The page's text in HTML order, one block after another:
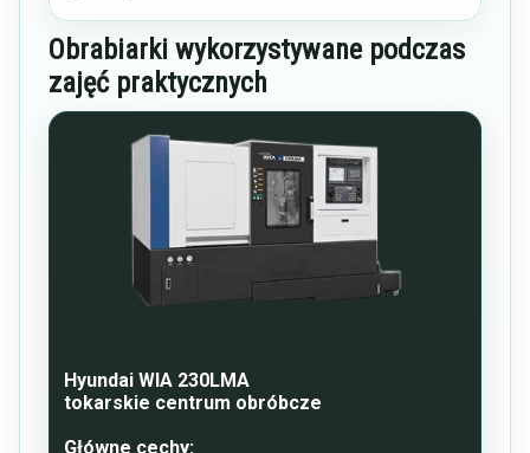
Obrabiarki wykorzystywane podczas
zajęć praktycznych
Hyundai WIA 230LMA
tokarskie centrum obróbcze
Główne cechy: